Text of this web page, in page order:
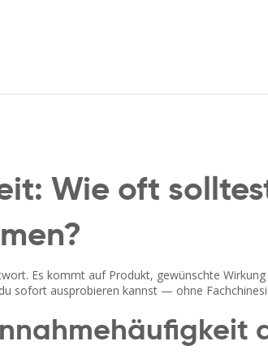
Wie oft
Es kommt auf Produkt, gewünschte
sofort ausprobieren kannst — ohne